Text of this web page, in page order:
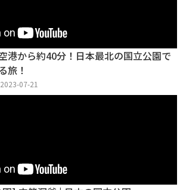
港から約40分！日本最北の国立公園で
旅！
07-21